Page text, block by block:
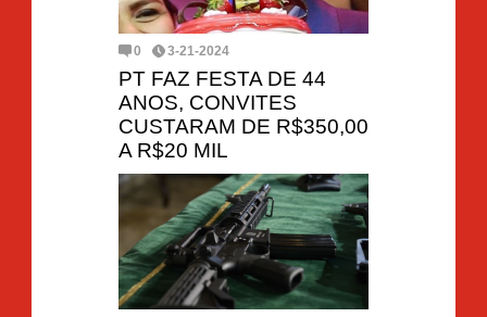
0 3-21-2024
PT FAZ FESTA DE 44
ANOS, CONVITES
CUSTARAM DE R$350,00
A R$20 MIL